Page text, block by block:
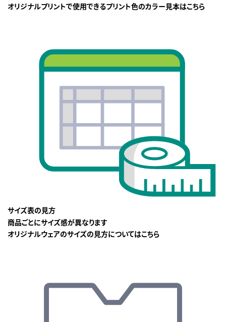
オリジナルプリントで使用できるプリント色のカラー見本はこちら
サイズ表の見方
商品ごとにサイズ感が異なります
オリジナルウェアのサイズの見方についてはこちら